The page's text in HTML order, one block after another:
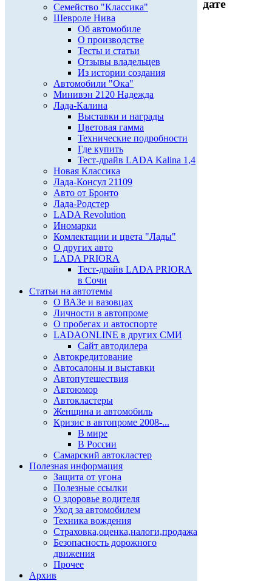
Семейство "Классика"
Шевроле Нива
Об автомобиле
О производстве
Тесты и статьи
Отзывы владельцев
Из истории создания
Автомобили "Ока"
Минивэн 2120 Надежда
Лада-Калина
Выставки и награды
Цветовая гамма
Технические подробности
Где купить
Тест-драйв LADA Kalina 1,4
Новая Классика
Лада-Консул 21109
Авто от Бронто
Лада-Родстер
LADA Revolution
Иномарки
Комлектации и цвета "Лады"
О других авто
LADA PRIORA
Тест-драйв LADA PRIORA
в Сочи
Статьи на автотемы
О ВАЗе и вазовцах
Личности в автопроме
О пробегах и автоспорте
LADAONLINE в других СМИ
Сайт автодилера
Автокредитование
Автосалоны и выставки
Автопутешествия
Автоюмор
Автокластеры
Женщина и автомобиль
Кризис в автопроме 2008-...
В мире
В России
Самарский автокластер
Полезная информация
Защита от угона
Полезные ссылки
О здоровье водителя
Уход за автомобилем
Техника вождения
Страховка,оценка,налоги,продажа
Безопасность дорожного
движения
Прочее
Архив
дате